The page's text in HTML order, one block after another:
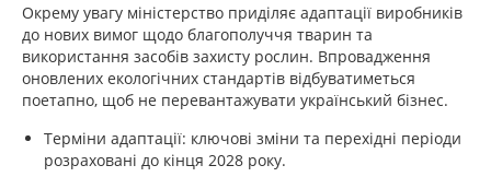
Окрему увагу міністерство приділяє адаптації виробників
до нових вимог щодо благополуччя тварин та
використання засобів захисту рослин. Впровадження
оновлених екологічних стандартів відбуватиметься
поетапно, щоб не перевантажувати український бізнес.
Терміни адаптації: ключові зміни та перехідні періоди
розраховані до кінця 2028 року.